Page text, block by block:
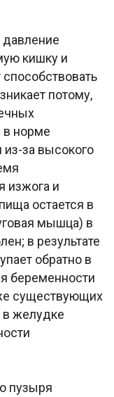
кишку и
потому,
в норме
за высокого
изжога и
остается в
мышца) в
в результате
обратно в
беременности
существующих
в желудке
пузыря